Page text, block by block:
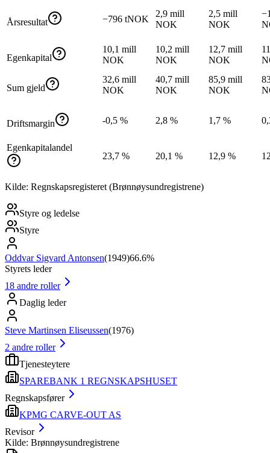
Årsresultat −796 tNOK
2,9 mill
NOK
2,5 mill
NOK
Egenkapital
10,1 mill
NOK
10,2 mill
NOK
12,7 mill
NOK
Sum gjeld
32,6 mill
NOK
40,7 mill
NOK
85,9 mill
NOK
Driftsmargin -0,5 % 2,8 % 1,7 %
Egenkapitalandel
23,7 %
20,1 % 12,9 %
Kilde: Regnskapsregisteret (Brønnøysundregistrene)
Styre og ledelse
Styre
Oddvar Sigvard Antonsen(1949)66.6%
Styrets leder
18 andre roller
Daglig leder
Steve Martinsen Eliseussen(1976)
2 andre roller
Tjenesteytere
SPAREBANK 1 REGNSKAPSHUSET
Regnskapsfører
KPMG CARVE-OUT AS
Revisor
Kilde: Brønnøysundregistrene